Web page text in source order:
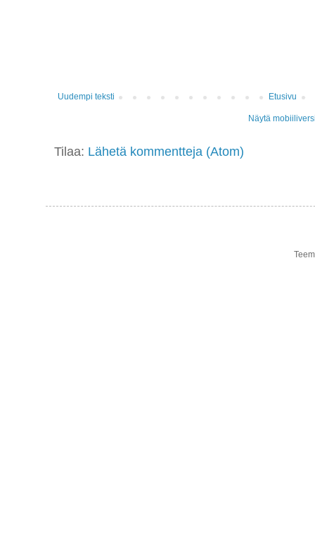
Uudempi teksti Etusivu
Näytä
Tilaa: Lähetä kommentteja (Atom)